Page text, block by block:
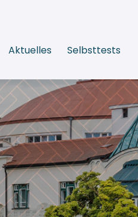
Aktuelles Selbsttests